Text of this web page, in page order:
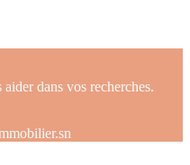
dans vos recherches.